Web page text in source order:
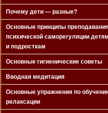
Почему дети — разные?
Основные принципы
психической саморегуляции детям
и подросткам
Основные гигиенические советы
Вводная медитация
Основные упражнения по
релаксации